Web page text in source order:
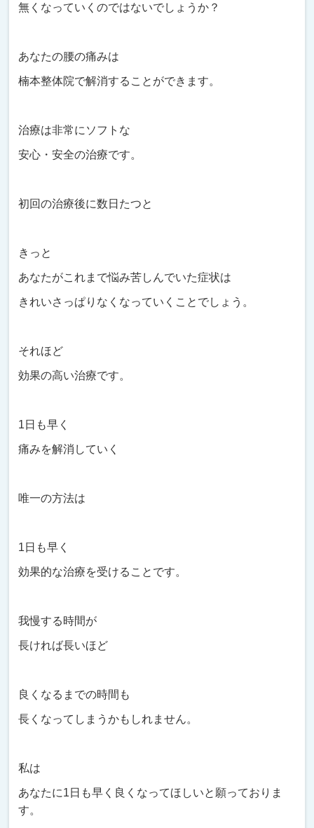
無くなっていくのではないでしょうか？
あなたの腰の痛みは
楠本整体院で解消することができます。
治療は非常にソフトな
安心・安全の治療です。
初回の治療後に数日たつと
きっと
あなたがこれまで悩み苦しんでいた症状は
きれいさっぱりなくなっていくことでしょう。
それほど
効果の高い治療です。
1日も早く
痛みを解消していく
唯一の方法は
1日も早く
効果的な治療を受けることです。
我慢する時間が
長ければ長いほど
良くなるまでの時間も
長くなってしまうかもしれません。
私は
あなたに1日も早く良くなってほしいと願っておりま
す。